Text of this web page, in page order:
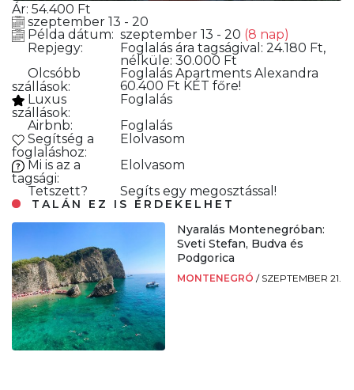
Ár: 54.400 Ft
szeptember 13 - 20
Példa dátum: szeptember 13 - 20 (8 nap)
Repjegy:
Foglalás ára tagságival: 24.180 Ft,
nélküle: 30.000 Ft
Olcsóbb
szállások:
Foglalás Apartments Alexandra
60.400 Ft KÉT főre!
Luxus
szállások:
Foglalás
Airbnb:
Foglalás
Segítség a
foglaláshoz:
Elolvasom
Mi is az a
tagsági:
Elolvasom
Tetszett?
Segíts egy megosztással!
TALÁN EZ IS ÉRDEKELHET
Nyaralás Montenegróban:
Sveti Stefan, Budva és
Podgorica
MONTENEGRÓ / SZEPTEMBER 21.